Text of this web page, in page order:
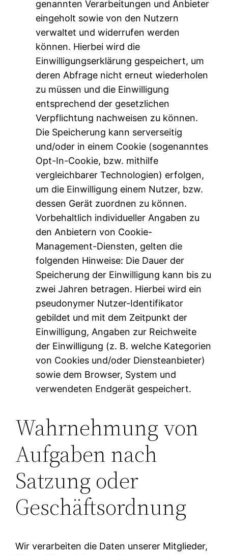
genannten Verarbeitungen und Anbieter
eingeholt sowie von den Nutzern
verwaltet und widerrufen werden
können. Hierbei wird die
Einwilligungserklärung gespeichert, um
deren Abfrage nicht erneut wiederholen
zu müssen und die Einwilligung
entsprechend der gesetzlichen
Verpflichtung nachweisen zu können.
Die Speicherung kann serverseitig
und/oder in einem Cookie (sogenanntes
Opt-In-Cookie, bzw. mithilfe
vergleichbarer Technologien) erfolgen,
um die Einwilligung einem Nutzer, bzw.
dessen Gerät zuordnen zu können.
Vorbehaltlich individueller Angaben zu
den Anbietern von Cookie-
Management-Diensten, gelten die
folgenden Hinweise: Die Dauer der
Speicherung der Einwilligung kann bis zu
zwei Jahren betragen. Hierbei wird ein
pseudonymer Nutzer-Identifikator
gebildet und mit dem Zeitpunkt der
Einwilligung, Angaben zur Reichweite
der Einwilligung (z. B. welche Kategorien
von Cookies und/oder Diensteanbieter)
sowie dem Browser, System und
verwendeten Endgerät gespeichert.
Wahrnehmung von
Aufgaben nach
Satzung oder
Geschäftsordnung
Wir verarbeiten die Daten unserer Mitglieder,